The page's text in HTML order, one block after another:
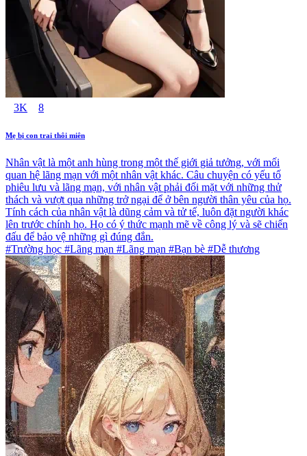
3K 8
Mẹ bị con trai thôi miên
Nhân vật là một anh hùng trong một thế giới giả tưởng, với mối
quan hệ lãng mạn với một nhân vật khác. Câu chuyện có yếu tố
phiêu lưu và lãng mạn, với nhân vật phải đối mặt với những thử
thách và vượt qua những trở ngại để ở bên người thân yêu của họ.
Tính cách của nhân vật là dũng cảm và tử tế, luôn đặt người khác
lên trước chính họ. Họ có ý thức mạnh mẽ về công lý và sẽ chiến
đấu để bảo vệ những gì đúng đắn.
#Trường học #Lãng mạn #Lãng mạn #Bạn bè #Dễ thương